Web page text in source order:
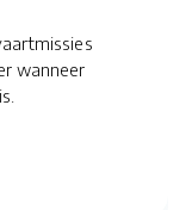
wanneer